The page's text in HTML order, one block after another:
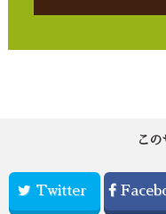
この
Twitter